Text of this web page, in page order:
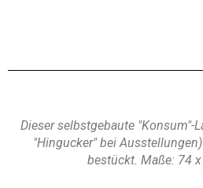
Dieser selbstgebaute "Konsum"-
"Hingucker" bei
bestückt. Maße: 74